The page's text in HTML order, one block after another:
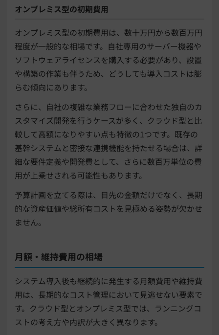
オンプレミス型の初期費用
オンプレミス型の初期費用は、数十万円から数百万円
程度が一般的な相場です。自社専用のサーバー機器や
ソフトウェアライセンスを購入する必要があり、設置
や構築の作業も伴うため、どうしても導入コストは膨
らむ傾向にあります。
さらに、自社の複雑な業務フローに合わせた独自のカ
スタマイズ開発を行うケースが多く、クラウド型と比
較して高額になりやすい点も特徴の1つです。既存の
基幹システムと密接な連携機能を持たせる場合は、詳
細な要件定義や開発費として、さらに数百万単位の費
用が上乗せされる可能性もあります。
予算計画を立てる際は、目先の金額だけでなく、長期
的な資産価値や総所有コストを見極める姿勢が欠かせ
ません。
月額・維持費用の相場
システム導入後も継続的に発生する月額費用や維持費
用は、長期的なコスト管理において見逃せない要素で
す。クラウド型とオンプレミス型では、ランニングコ
ストの考え方や内訳が大きく異なります。